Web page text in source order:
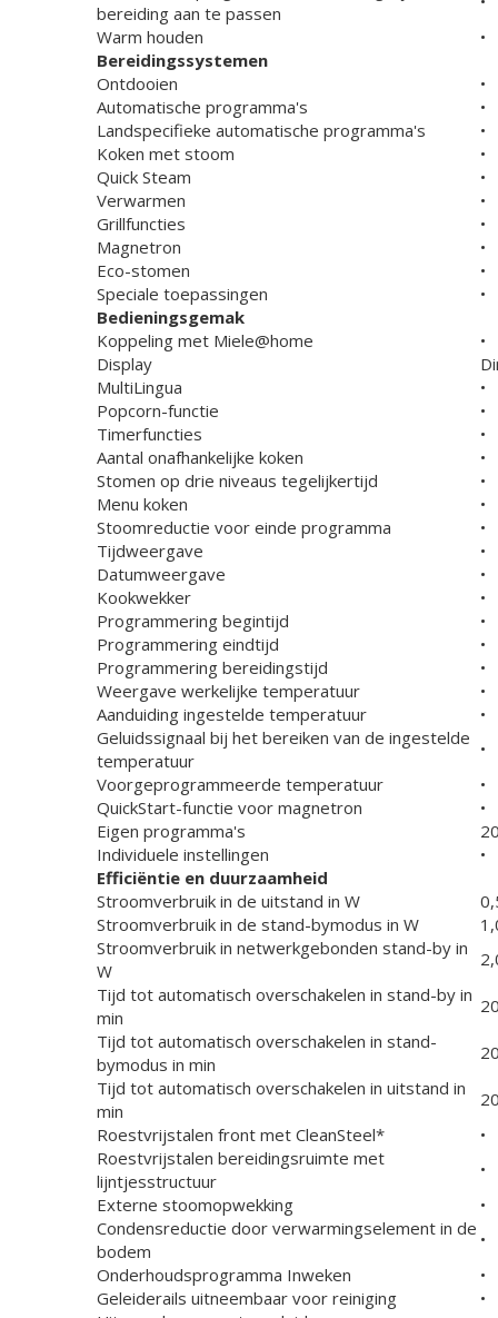
bereiding aan te passen
Warm houden
•
Bereidingssystemen
Ontdooien
•
Automatische programma's
•
Landspecifieke automatische programma's
•
Koken met stoom
•
Quick Steam
•
Verwarmen
•
Grillfuncties
•
Magnetron
•
Eco-stomen
•
Speciale toepassingen
•
Bedieningsgemak
Koppeling met Miele@home
•
Display
MultiLingua
•
Popcorn-functie
•
Timerfuncties
•
Aantal onafhankelijke koken
•
Stomen op drie niveaus tegelijkertijd
•
Menu koken
•
Stoomreductie voor einde programma
•
Tijdweergave
•
Datumweergave
•
Kookwekker
•
Programmering begintijd
•
Programmering eindtijd
•
Programmering bereidingstijd
•
Weergave werkelijke temperatuur
•
Aanduiding ingestelde temperatuur
•
Geluidssignaal bij het bereiken van de ingestelde
temperatuur
•
Voorgeprogrammeerde temperatuur
•
QuickStart-functie voor magnetron
•
Eigen programma's
20
Individuele instellingen
•
Efficiëntie en duurzaamheid
Stroomverbruik in de uitstand in W
Stroomverbruik in de stand-bymodus in W
Stroomverbruik in netwerkgebonden stand-by in
W
Tijd tot automatisch overschakelen in stand-by in
min
20
Tijd tot automatisch overschakelen in stand-
bymodus in min
20
Tijd tot automatisch overschakelen in uitstand in
min
20
Roestvrijstalen front met CleanSteel*
•
Roestvrijstalen bereidingsruimte met
lijntjesstructuur
•
Externe stoomopwekking
•
Condensreductie door verwarmingselement in de
bodem
•
Onderhoudsprogramma Inweken
•
Geleiderails uitneembaar voor reiniging
•